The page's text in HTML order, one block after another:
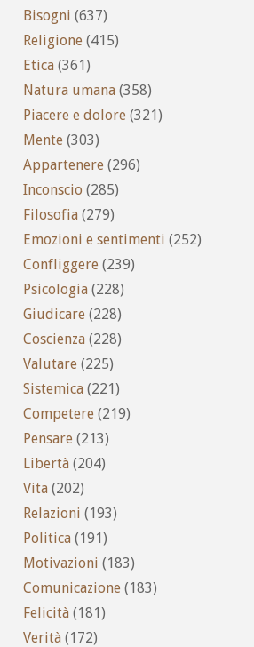
Bisogni (637)
Religione (415)
Etica (361)
Natura umana (358)
Piacere e dolore (321)
Mente (303)
Appartenere (296)
Inconscio (285)
Filosofia (279)
Emozioni e sentimenti (252)
Confliggere (239)
Psicologia (228)
Giudicare (228)
Coscienza (228)
Valutare (225)
Sistemica (221)
Competere (219)
Pensare (213)
Libertà (204)
Vita (202)
Relazioni (193)
Politica (191)
Motivazioni (183)
Comunicazione (183)
Felicità (181)
Verità (172)